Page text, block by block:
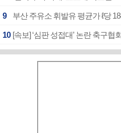
9 부산 주유소 휘발유 평균가 ℓ당
10